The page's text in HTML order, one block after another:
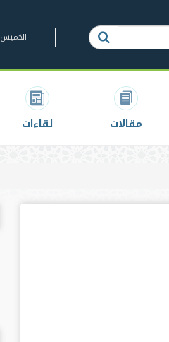
الخميس ٢١ / صفر / ١٤٤٨
مقالات لقاءات